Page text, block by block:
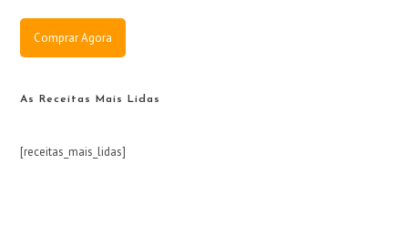
Comprar Agora
As Receitas Mais Lidas
[receitas_mais_lidas]